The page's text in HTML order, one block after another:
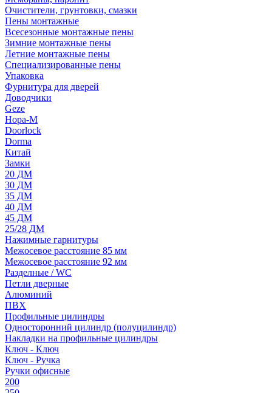
Очистители, грунтовки, смазки
Пены монтажные
Всесезонные монтажные пены
Зимние монтажные пены
Летние монтажные пены
Специализированные пены
Упаковка
Фурнитура для дверей
Доводчики
Geze
Нора-М
Doorlock
Dorma
Китай
Замки
20 ДМ
30 ДМ
35 ДМ
40 ДМ
45 ДМ
25/28 ДМ
Нажимные гарнитуры
Межосевое расстояние 85 мм
Межосевое расстояние 92 мм
Разделные / WC
Петли дверные
Алюминий
ПВХ
Профильные цилиндры
Односторонний цилиндр (полуцилиндр)
Накладки на профильные цилиндры
Ключ - Ключ
Ключ - Ручка
Ручки офисные
200